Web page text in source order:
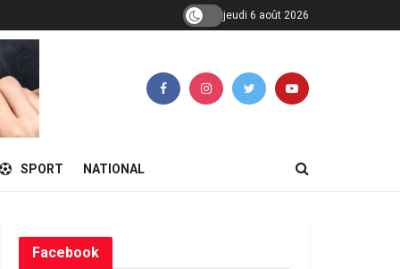
jeudi 6 août 2026
SPORT NATIONAL
Facebook